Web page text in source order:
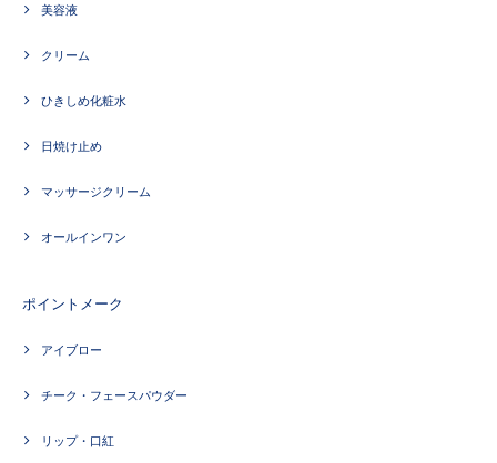
美容液
クリーム
ひきしめ化粧水
日焼け止め
マッサージクリーム
オールインワン
ポイントメーク
アイブロー
チーク・フェースパウダー
リップ・口紅